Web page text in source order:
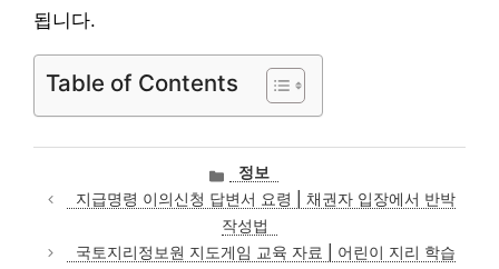
됩니다.
Table of Contents
카
테
고
리
정보
지급명령 이의신청 답변서 요령 | 채권자 입장에서 반박
작성법
국토지리정보원 지도게임 교육 자료 | 어린이 지리 학습